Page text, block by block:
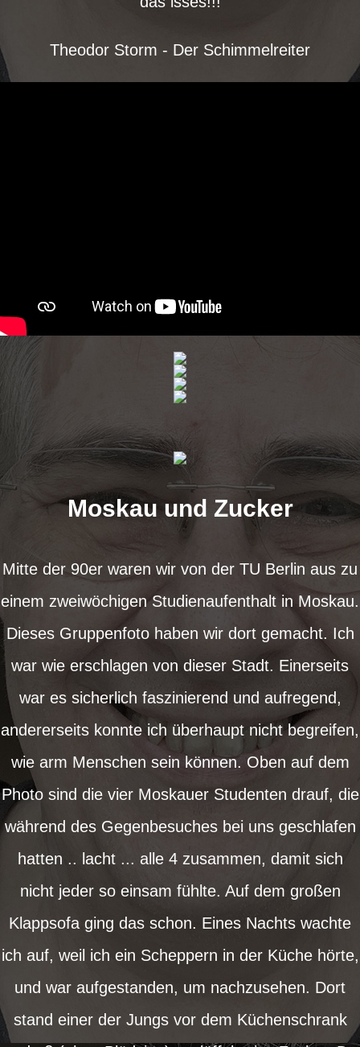
Theodor Storm - Der Schimmelreiter
Moskau und Zucker
Mitte der 90er waren wir von der TU Berlin aus zu
einem zweiwöchigen Studienaufenthalt in Moskau.
Dieses Gruppenfoto haben wir dort gemacht. Ich
war wie erschlagen von dieser Stadt. Einerseits
war es sicherlich faszinierend und aufregend,
andererseits konnte ich überhaupt nicht begreifen,
wie arm Menschen sein können. Oben auf dem
Photo sind die vier Moskauer Studenten drauf, die
während des Gegenbesuches bei uns geschlafen
hatten .. lacht ... alle 4 zusammen, damit sich
nicht jeder so einsam fühlte. Auf dem großen
Klappsofa ging das schon. Eines Nachts wachte
ich auf, weil ich ein Scheppern in der Küche hörte,
und war aufgestanden, um nachzusehen. Dort
stand einer der Jungs vor dem Küchenschrank